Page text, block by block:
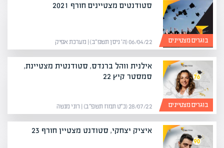
בוגרים מצטיינים
סטודנטים מצטיינים חורף 2021
06/04/22 (ה׳ ניסן תשפ״ב) | מערכת אפיק
בוגרים מצטיינים
אילנית ווהל ברנדס, סטודנטית מצטיינת,
סמסטר קיץ 22
28/07/22 (כ״ט תמוז תשפ״ב) | רוני מנשה
איציק יצחקי, סטודנט מצטיין חורף 23